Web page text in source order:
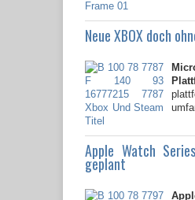
Neue XBOX doch
Apple Watch
geplant